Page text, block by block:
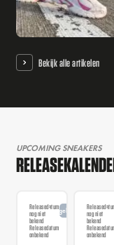
Bekijk alle artikelen
UPCOMING SNEAKERS
Releasedatum
nog niet
bekend
Releasedatum
onbekend
Aangekondigdnog niet
bekend
onbekend